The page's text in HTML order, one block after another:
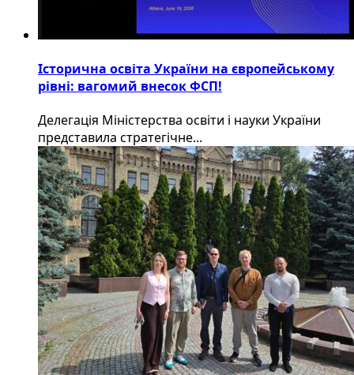
Історична освіта України на європейському
рівні: вагомий внесок ФСП!
Делегація Міністерства освіти і науки України
представила стратегічне...